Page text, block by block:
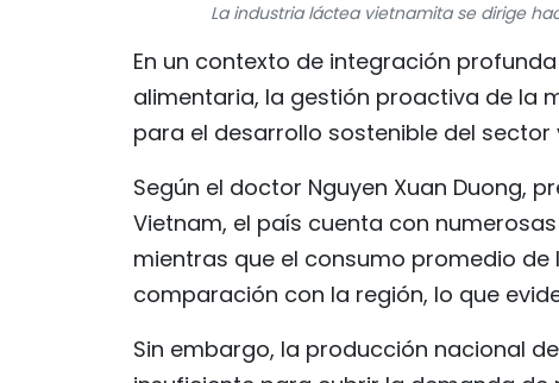
La industria láctea vietnamita se dirige
En un contexto de integración
alimentaria, la gestión proactiva de la
para el desarrollo sostenible del
Según el doctor Nguyen Xuan Duong,
Vietnam, el país cuenta con
mientras que el consumo promedio
comparación con la región, lo que
Sin embargo, la producción nacional